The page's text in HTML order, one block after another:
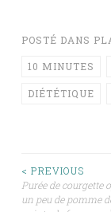
POSTÉ DANS
10 MINUTES
DIÉTÉTIQUE
< PREVIOUS
Purée de courgette
un peu de pomme